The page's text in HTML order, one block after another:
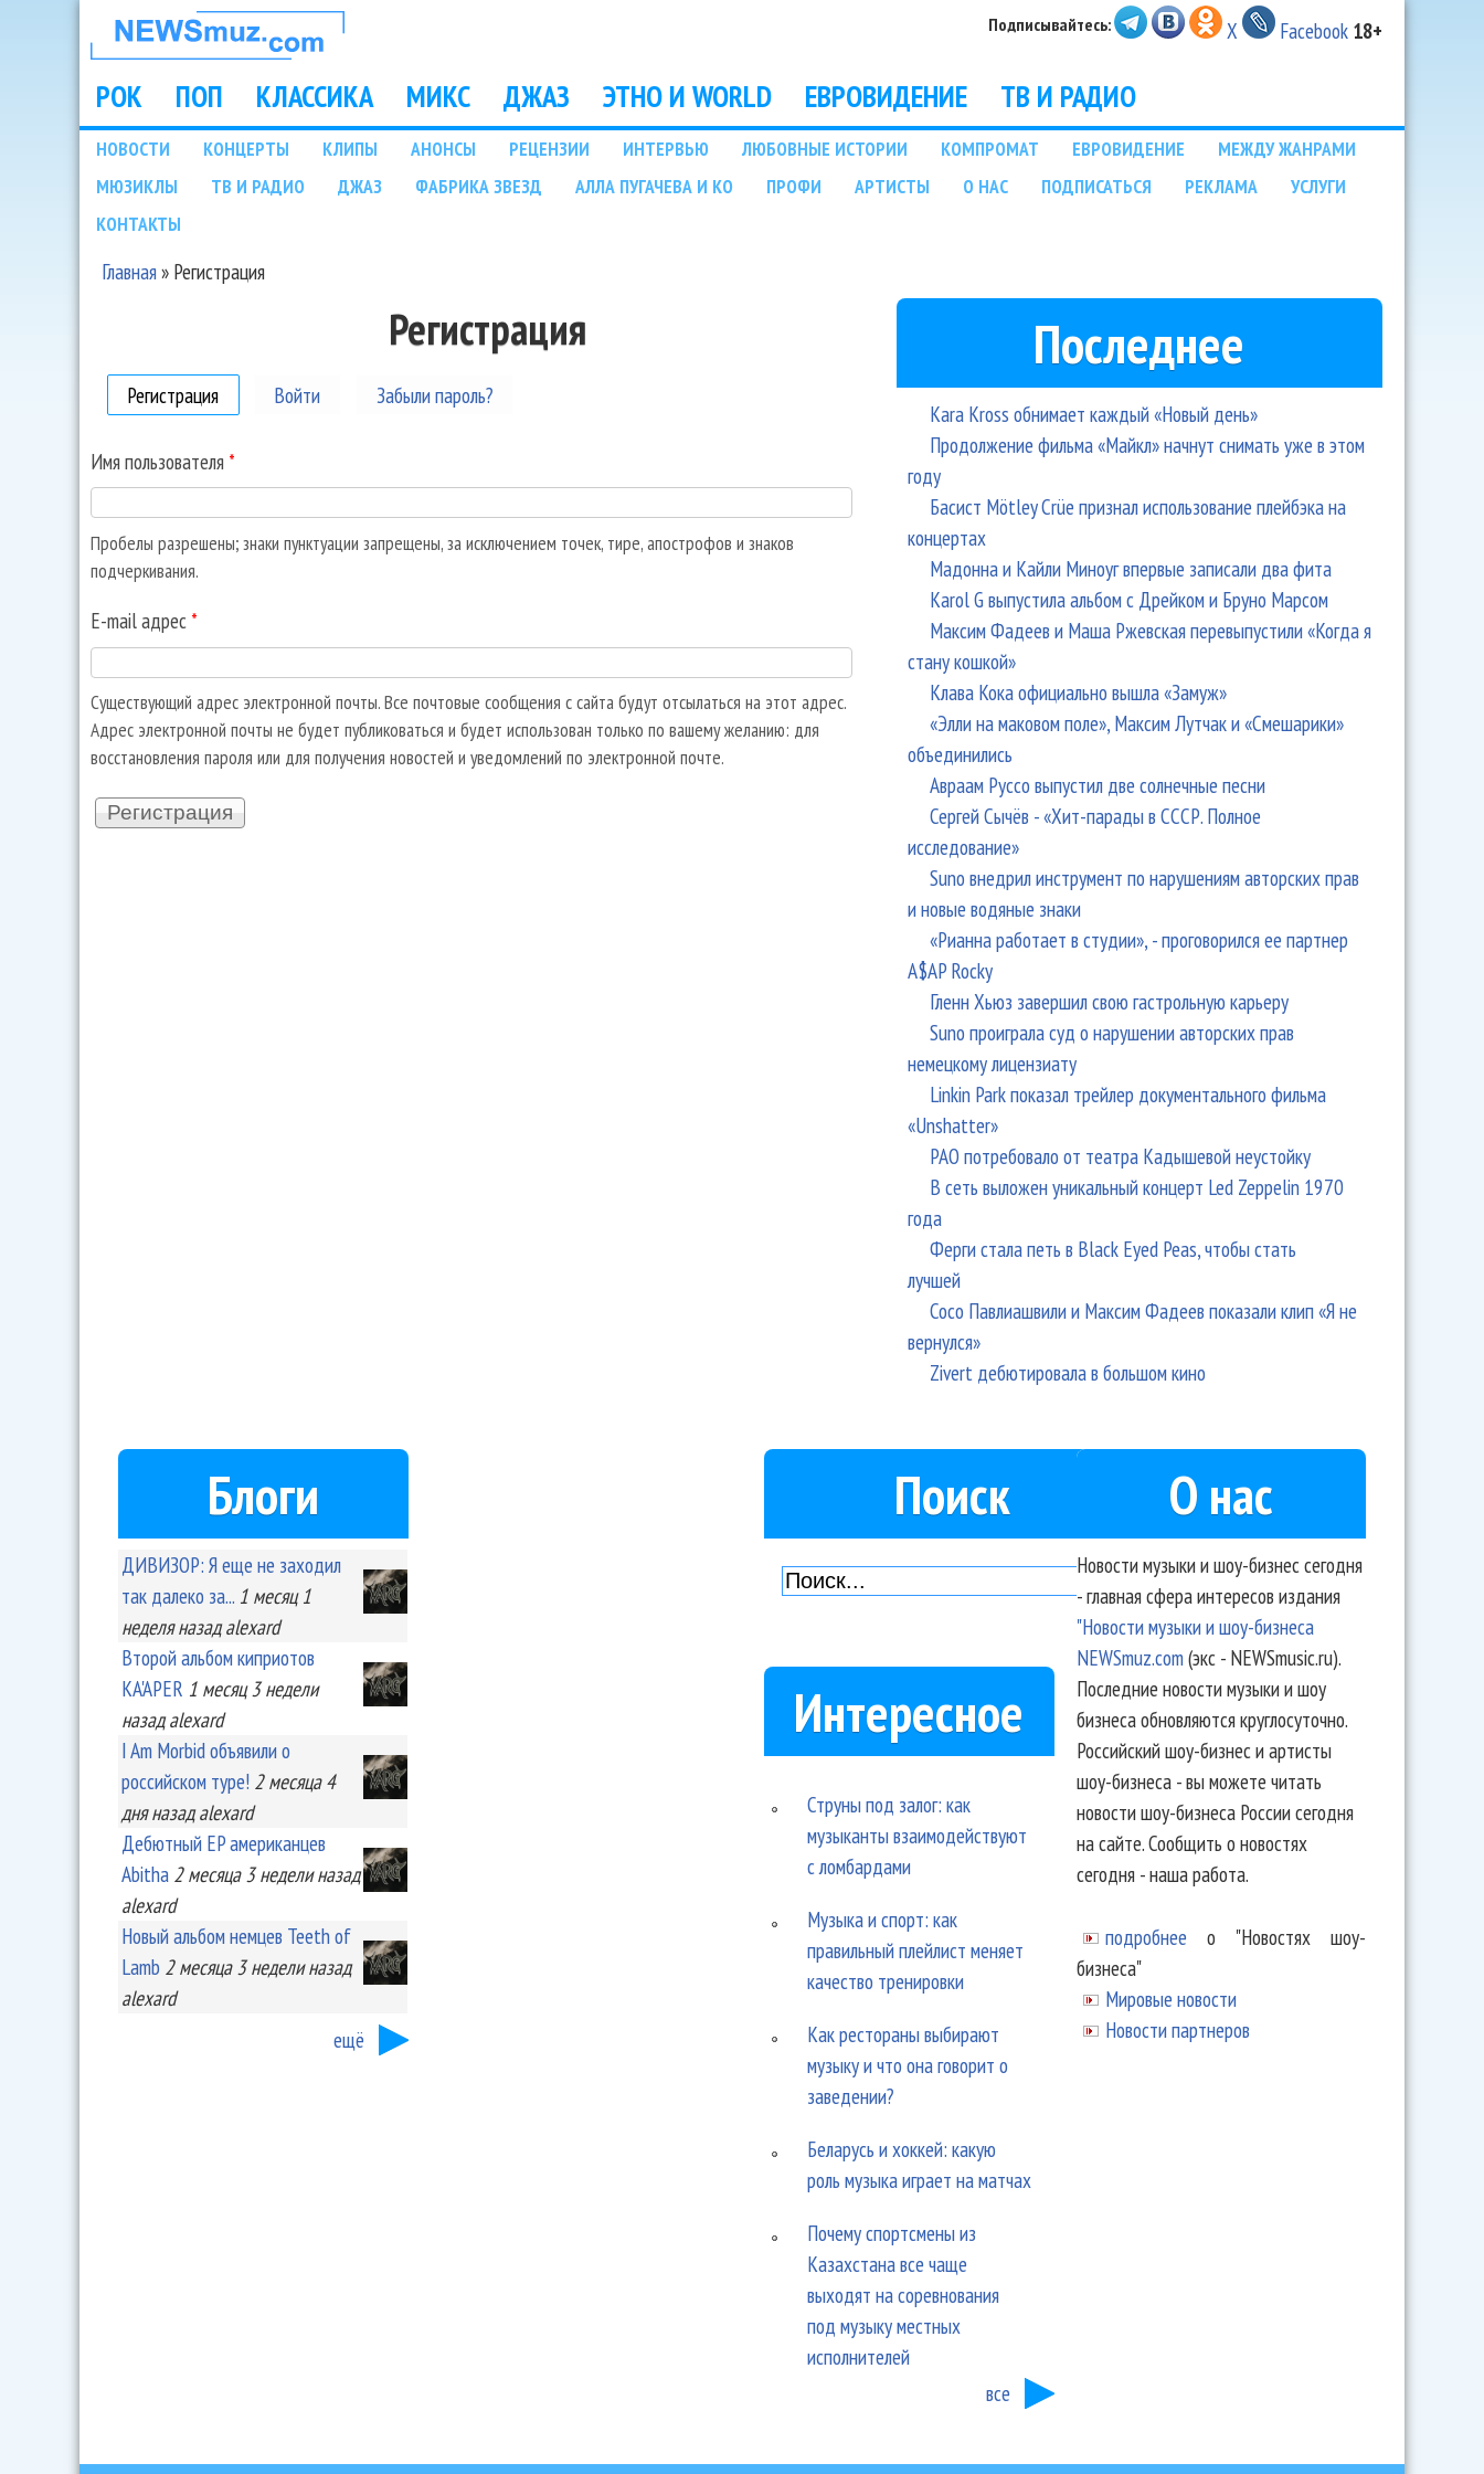
НОВОСТИ
МУЗЫКИ И
ШОУ БИЗНЕСА
NEWSMUZ.COM
Подписывайтесь: X Facebook 18+
Main menu
РОК ПОП КЛАССИКА МИКС ДЖАЗ ЭТНО И WORLD ЕВРОВИДЕНИЕ ТВ И РАДИО
Подразделы
НОВОСТИ КОНЦЕРТЫ КЛИПЫ АНОНСЫ РЕЦЕНЗИИ ИНТЕРВЬЮ ЛЮБОВНЫЕ ИСТОРИИ КОМПРОМАТ ЕВРОВИДЕНИЕ
МЕЖДУ ЖАНРАМИ
МЮЗИКЛЫ
ТВ И РАДИО ДЖАЗ ФАБРИКА ЗВЕЗД АЛЛА ПУГАЧЕВА И КО ПРОФИ АРТИСТЫ О НАС ПОДПИСАТЬСЯ РЕКЛАМА
УСЛУГИ
КОНТАКТЫ
Главная» Регистрация
Регистрация
Регистрация (активная вкладка)
Войти Забыли пароль?
Имя пользователя *
Пробелы разрешены; знаки пунктуации запрещены, за исключением точек, тире, апострофов и знаков
подчеркивания.
E-mail адрес *
Существующий адрес электронной почты. Все почтовые сообщения с сайта будут отсылаться на этот адрес.
Адрес электронной почты не будет публиковаться и будет использован только по вашему желанию: для
восстановления пароля или для получения новостей и уведомлений по электронной почте.
Последнее
Kara Kross обнимает каждый «Новый день»
Продолжение фильма «Майкл» начнут снимать уже в этом
году
Басист Mötley Crüe признал использование плейбэка на
концертах
Мадонна и Кайли Миноуг впервые записали два фита
Karol G выпустила альбом с Дрейком и Бруно Марсом
Максим Фадеев и Маша Ржевская перевыпустили «Когда я
стану кошкой»
Клава Кока официально вышла «Замуж»
«Элли на маковом поле», Максим Лутчак и «Смешарики»
объединились
Авраам Руссо выпустил две солнечные песни
Сергей Сычёв - «Хит-парады в СССР. Полное
исследование»
Suno внедрил инструмент по нарушениям авторских прав
и новые водяные знаки
«Рианна работает в студии», - проговорился ее партнер
A$AP Rocky
Гленн Хьюз завершил свою гастрольную карьеру
Suno проиграла суд о нарушении авторских прав
немецкому лицензиату
Linkin Park показал трейлер документального фильма
«Unshatter»
РАО потребовало от театра Кадышевой неустойку
В сеть выложен уникальный концерт Led Zeppelin 1970
года
Ферги стала петь в Black Eyed Peas, чтобы стать
лучшей
Сосо Павлиашвили и Максим Фадеев показали клип «Я не
вернулся»
Zivert дебютировала в большом кино
Блоги
ДИВИЗОР: Я еще не заходил
так далеко за... 1 месяц 1
неделяназад alexard
Второй альбом киприотов
KA'APER 1 месяц 3 недели
назад alexard
I Am Morbid объявили о
российском туре! 2 месяца 4
дняназад alexard
Дебютный EP американцев
Abitha 2 месяца 3 неделиназад
alexard
Новый альбом немцев Teeth of
Lamb 2 месяца 3 неделиназад
alexard
ещё
Поиск
Интересное
Струны под залог: как
музыканты взаимодействуют
с ломбардами
Музыка и спорт: как
правильный плейлист меняет
качество тренировки
Как рестораны выбирают
музыку и что она говорит о
заведении?
Беларусь и хоккей: какую
роль музыка играет на матчах
Почему спортсмены из
Казахстана все чаще
выходят на соревнования
под музыку местных
исполнителей
все
О нас
Новости музыки и шоу-бизнес сегодня
- главная сфера интересов издания
"Новости музыки и шоу-бизнеса
NEWSmuz.com(экс - NEWSmusic.ru).
Последние новости музыки и шоу
бизнеса обновляются круглосуточно.
Российский шоу-бизнес и артисты
шоу-бизнеса - вы можете читать
новости шоу-бизнеса России сегодня
на сайте. Сообщить о новостях
сегодня - наша работа.
подробнее о "Новостях шоу-
бизнеса"
Мировые новости
Новости партнеров